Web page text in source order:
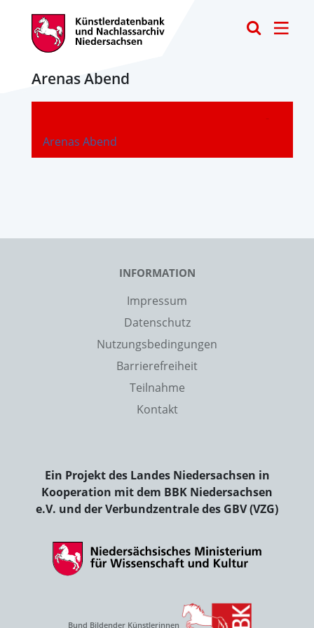
Arenas Abend
Arenas Abend
-
INFORMATION
Impressum
Datenschutz
Nutzungsbedingungen
Barrierefreiheit
Teilnahme
Kontakt
Ein Projekt des Landes Niedersachsen in
Kooperation mit dem BBK Niedersachsen
e.V. und der Verbundzentrale des GBV (VZG)
Bund Bildender Künstlerinnen